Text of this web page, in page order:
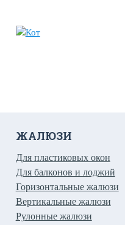
ЖАЛЮЗИ
Для пластиковых окон
Для балконов и лоджий
Горизонтальные жалюзи
Вертикальные жалюзи
Рулонные жалюзи